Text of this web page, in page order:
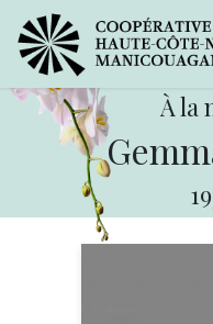
À la